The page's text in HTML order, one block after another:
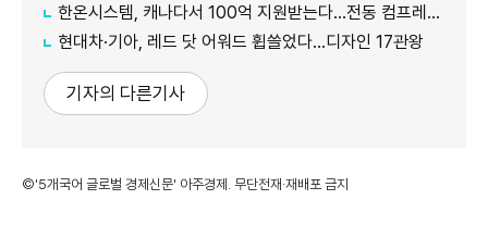
한온시스템, 캐나다서 100억 지원받는다…전동 컴프레서 생산↑
현대차·기아, 레드 닷 어워드 휩쓸었다…디자인 17관왕
기자의 다른기사
©'5개국어 글로벌 경제신문' 아주경제. 무단전재·재배포 금지